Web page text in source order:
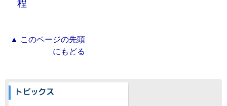
程
▲ このページの先頭
にもどる